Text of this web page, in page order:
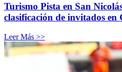
Turismo Pista en San
clasificación de invitados en
Leer Más >>